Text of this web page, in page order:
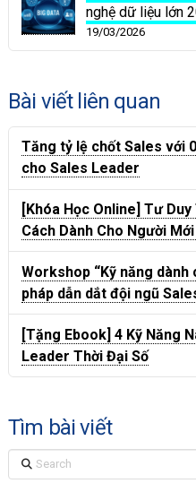
nghệ dữ liệu lớn
19/03/2026
Bài viết liên quan
Tăng tỷ lệ chốt Sales với
cho Sales Leader
[Khóa Học Online] Tư
Cách Dành Cho Người
Workshop “Kỹ năng
pháp dẫn dắt đội ngũ
[Tặng Ebook] 4 Kỹ Năng
Leader Thời Đại Số
Tìm bài viết
Search